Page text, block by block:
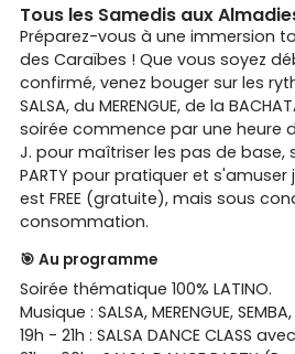
Tous les Samedis aux
Préparez-vous à une immersion
des Caraïbes ! Que vous soyez
confirmé, venez bouger sur les
SALSA, du MERENGUE, de la
soirée commence par une heure
J. pour maîtriser les pas de base,
PARTY pour pratiquer et
est FREE (gratuite), mais sous
consommation.
🎯 Au programme
Soirée thématique 100% LATINO.
Musique : SALSA, MERENGUE,
19h - 21h : SALSA DANCE CLASS